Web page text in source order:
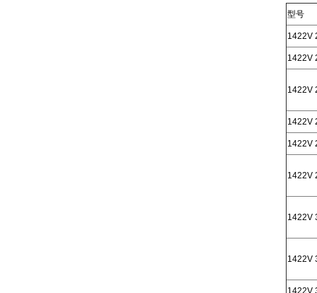
型号
1422V
1422V
1422V
1422V
1422V
1422V
1422V
1422V
1422V